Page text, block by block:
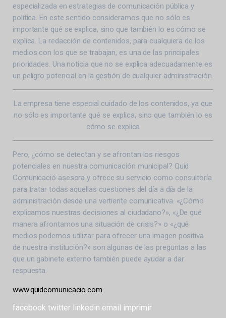
especializada en estrategias de comunicación pública y
política. En este sentido consideramos que no sólo es
importante qué se explica, sino que también lo es cómo se
explica. La redacción de contenidos, para cualquiera de los
medios con los que se trabajan, es una de las principales
prioridades. Una noticia que no se explica adecuadamente es
un peligro potencial en la gestión de cualquier administración.
La empresa tiene especial cuidado de los contenidos, ya que
no sólo es importante qué se explica, sino que también lo es
cómo se explica
Pero, ¿cómo se detectan y se afrontan los riesgos
potenciales en nuestra comunicación municipal? Quid
Comunicació asesora y ofrece su servicio como consultoría
para tratar todas aquellas cuestiones del día a día de la
administración desde una vertiente comunicativa. «¿Cómo
explicamos nuestras decisiones al ciudadano?», «¿De qué
manera afrontamos una situación de crisis?» o «¿qué
medios podemos utilizar para ofrecer una imagen positiva
de nuestra institución?» son algunas de las preguntas a las
que un gabinete externo también puede ayudar a dar
respuesta.
www.quidcomunicacio.com
facebook twitter linkedin email imprimir